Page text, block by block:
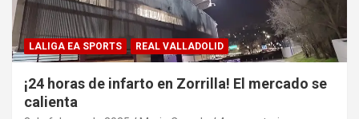
LALIGA EA SPORTS REAL VALLADOLID
¡24 horas de infarto en Zorrilla! El mercado se
calienta